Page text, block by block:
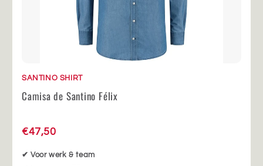
SANTINO SHIRT
Camisa de Santino Félix
€47,50
✔ Voor werk & team